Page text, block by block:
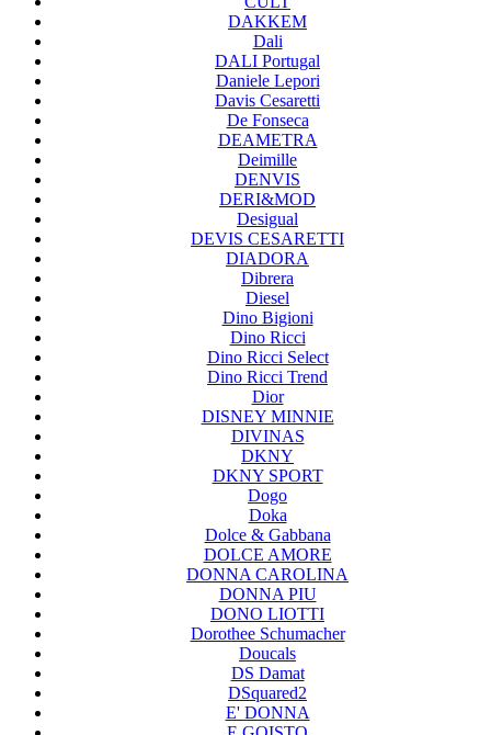
DAKKEM
Dali
DALI Portugal
Daniele Lepori
Davis Cesaretti
De Fonseca
DEAMETRA
Deimille
DENVIS
DERI&MOD
Desigual
DEVIS CESARETTI
DIADORA
Dibrera
Diesel
Dino Bigioni
Dino Ricci
Dino Ricci Select
Dino Ricci Trend
Dior
DISNEY MINNIE
DIVINAS
DKNY
DKNY SPORT
Dogo
Doka
Dolce & Gabbana
DOLCE AMORE
DONNA CAROLINA
DONNA PIU
DONO LIOTTI
Dorothee Schumacher
Doucals
DS Damat
DSquared2
E' DONNA